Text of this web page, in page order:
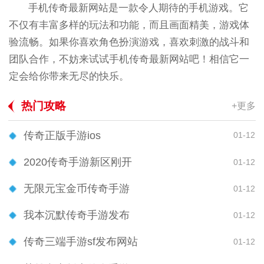
手机传奇最新网站是一款令人期待的手机游戏。它
不仅有丰富多样的玩法和功能，而且画面精美，游戏体
验流畅。如果你喜欢角色扮演游戏，喜欢刺激的战斗和
团队合作，不妨来试试手机传奇最新网站吧！相信它一
定会给你带来无尽的快乐。
热门攻略 +更多
传奇正版手游ios 01-12
2020传奇手游新区刚开 01-12
无限元宝金币传奇手游 01-12
我本沉默传奇手游发布 01-12
传奇三端手游sf发布网站 01-12